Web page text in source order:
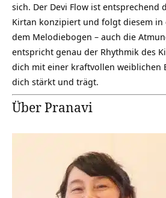
sich. Der Devi Flow ist entsprechend
Kirtan konzipiert und folgt diesem in
dem Melodiebogen – auch die
entspricht genau der Rhythmik des
dich mit einer kraftvollen weiblichen
dich stärkt und trägt.
Über Pranavi